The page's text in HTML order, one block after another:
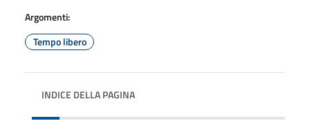
Argomenti:
Tempo libero
INDICE DELLA PAGINA